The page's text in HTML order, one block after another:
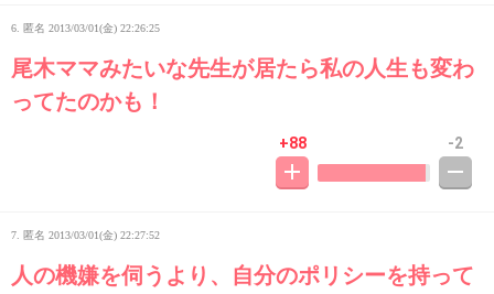
6. 匿名 2013/03/01(金) 22:26:25
尾木ママみたいな先生が居たら私の人生も変わ
ってたのかも！
+88 -2
7. 匿名 2013/03/01(金) 22:27:52
人の機嫌を伺うより、自分のポリシーを持って